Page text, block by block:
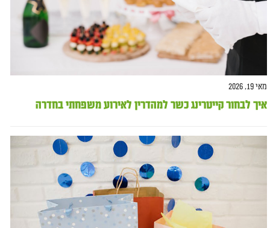
מאי 19, 2026
איך לבחור קייטרינג כשר למהדרין לאירוע משפחתי בחדרה